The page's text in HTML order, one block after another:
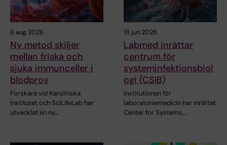
6 aug 2026
Ny metod skiljer
mellan friska och
sjuka immunceller i
blodprov
Forskare vid Karolinska
Institutet och SciLifeLab har
utvecklat en ny…
18 jun 2026
Labmed inrättar
centrum för
systeminfektionsbiol
ogi (CSIB)
Institutionen för
laboratoriemedicin har inrättat
Center for Systems…